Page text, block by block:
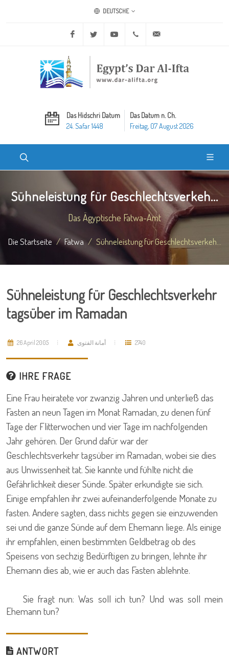
DEUTSCHE
Facebook Twitter Youtube +20 2 25970400
Das Hidschri Datum
24. Safar 1448
Das Datum n. Ch.
Freitag, 07 August 2026
Sühneleistung für Geschlechtsverkeh...
Das Ägyptische Fatwa-Amt
Die Startseite Fatwa Sühneleistung für Geschlechtsverkeh...
Sühneleistung für Geschlechtsverkehr
tagsüber im Ramadan
26 April 2005 أمانة الفتوى 2740
IHRE FRAGE
Eine Frau heiratete vor zwanzig Jahren und unterließ das
Fasten an neun Tagen im Monat Ramadan, zu denen fünf
Tage der Flitterwochen und vier Tage im nachfolgenden
Jahr gehören. Der Grund dafür war der
Geschlechtsverkehr tagsüber im Ramadan, wobei sie dies
aus Unwissenheit tat. Sie kannte und fühlte nicht die
Gefährlichkeit dieser Sünde. Später erkundigte sie sich.
Einige empfahlen ihr zwei aufeinanderfolgende Monate zu
fasten. Andere sagten, dass nichts gegen sie einzuwenden
sei und die ganze Sünde auf dem Ehemann liege. Als einige
ihr empfahlen, einen bestimmten Geldbetrag ob des
Speisens von sechzig Bedürftigen zu bringen, lehnte ihr
Ehemann dies ab, wie er auch das Fasten ablehnte.
Sie fragt nun: Was soll ich tun? Und was soll mein
Ehemann tun?
ANTWORT